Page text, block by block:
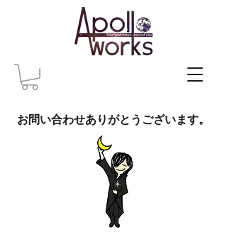
お問い合わせありがとうございます。